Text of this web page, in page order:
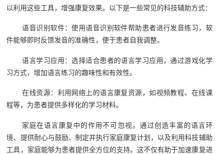
以利用这些工具，增强康复效果。以下是一些常见的科技辅助方式：
语音识别软件：使用语音识别软件帮助患者进行发音练习，软
件能够即时反馈发音的准确性，便于患者自我调整。
语言学习应用：选择适合患者的语言学习应用，通过游戏化学
习方式，增加语言练习的趣味性和有效性。
在线资源：利用网络上的语言康复资源，如视频教程、在线课
程等，为患者提供多样化的学习材料。
家庭在语言康复中的作用不可忽视。通过创造丰富的语言环
境、提供耐心与鼓励、制定并执行家庭康复计划，以及利用科技辅助
工具，家庭能够为患者提供全方位的支持。这不仅有助于加速康复进